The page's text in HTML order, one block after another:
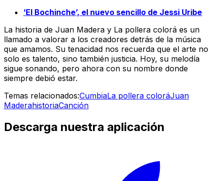
‘El Bochinche’, el nuevo sencillo de Jessi Uribe
La historia de Juan Madera y La pollera colorá es un
llamado a valorar a los creadores detrás de la música
que amamos. Su tenacidad nos recuerda que el arte no
solo es talento, sino también justicia. Hoy, su melodía
sigue sonando, pero ahora con su nombre donde
siempre debió estar.
Temas relacionados:CumbiaLa pollera coloráJuan
MaderahistoriaCanción
Descarga nuestra aplicación